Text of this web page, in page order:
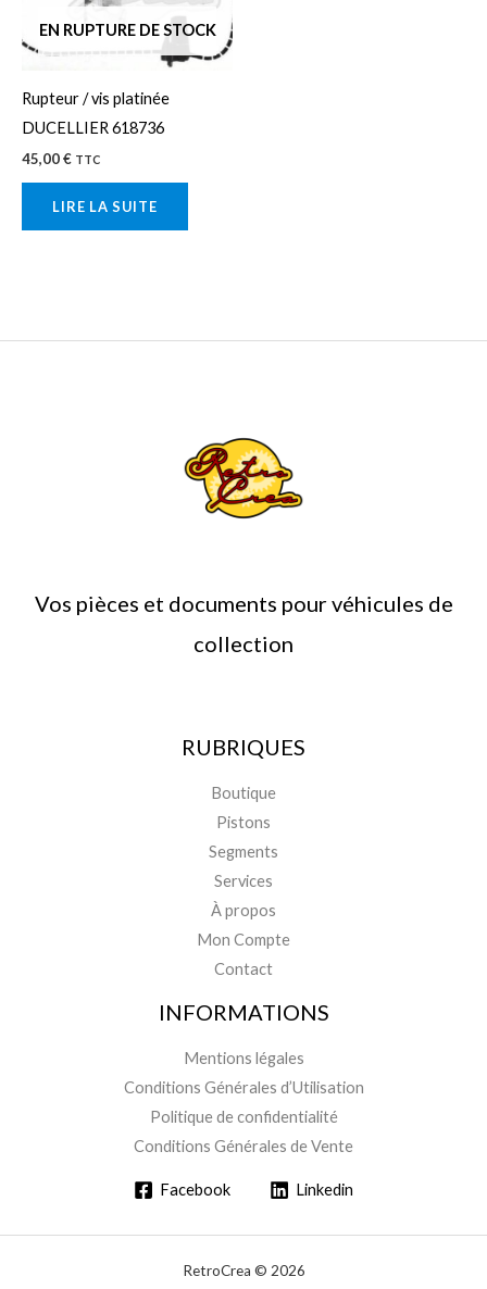
EN RUPTURE DE STOCK
Rupteur / vis platinée
DUCELLIER 618736
45,00€ TTC
LIRE LA SUITE
Vos pièces et documents pour véhicules de
collection
RUBRIQUES
Boutique
Pistons
Segments
Services
À propos
Mon Compte
Contact
INFORMATIONS
Mentions légales
Conditions Générales d’Utilisation
Politique de confidentialité
Conditions Générales de Vente
Facebook Linkedin
RetroCrea © 2026